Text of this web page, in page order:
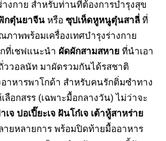
งกาย สำหรับท่านที่ต้องการบำรุงสุข
กตุ๋นยาจีน หรือ ซุปเห็ดหูหนูตุ๋นสาลี่ ที่
าพพร้อมเครื่องเทศบำรุงร่างกาย
ที่เชฟแนะนำ ผัดผักสามสหาย ที่นำเอา
ววอลนัท มาผัดรวมกันได้รสชาติ
าหารพาโกด้า สำหรับคนรักติ่มซำทาง
ลือกสรร (เฉพาะมื้อกลางวัน) ไม่ว่าจะ
จ ปอเปี๊ยะเจ ฝันโก๋เจ เต้าหู้สาหร่าย
ายหลายการ พร้อมปิดท้ายมื้ออาหาร